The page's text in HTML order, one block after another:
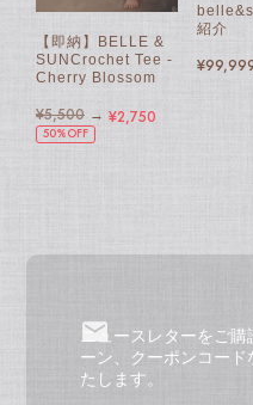
【即納】BELLE &
SUNCrochet Tee -
Cherry Blossom
¥5,500 → ¥2,750
50%OFF
紹介
ニュースレターをご
ーン、クーポンコー
たします。